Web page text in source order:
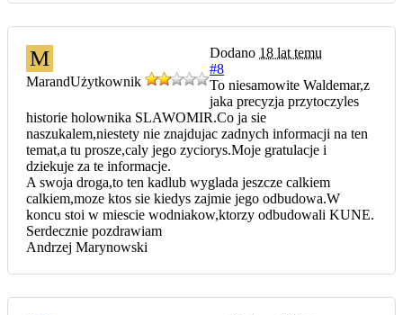
M
MarandUżytkownik
Dodano 18 lat temu
#8
To niesamowite Waldemar,z
jaka precyzja przytoczyles
historie holownika SLAWOMIR.Co ja sie
naszukalem,niestety nie znajdujac zadnych informacji na ten
temat,a tu prosze,caly jego zyciorys.Moje gratulacje i
dziekuje za te informacje.
A swoja droga,to ten kadlub wyglada jeszcze calkiem
calkiem,moze ktos sie kiedys zajmie jego odbudowa.W
koncu stoi w miescie wodniakow,ktorzy odbudowali KUNE.
Serdecznie pozdrawiam
Andrzej Marynowski